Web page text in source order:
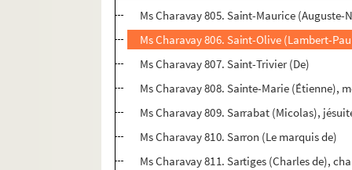
Ms Charavay 805. Saint-Maurice
Ms Charavay 806. Saint-Olive (Lambert-
Ms Charavay 807. Saint-Trivier (De)
Ms Charavay 808. Sainte-Marie (Étienne),
Ms Charavay 809. Sarrabat (Micolas),
Ms Charavay 810. Sarron (Le marquis de)
Ms Charavay 811. Sartiges (Charles de),